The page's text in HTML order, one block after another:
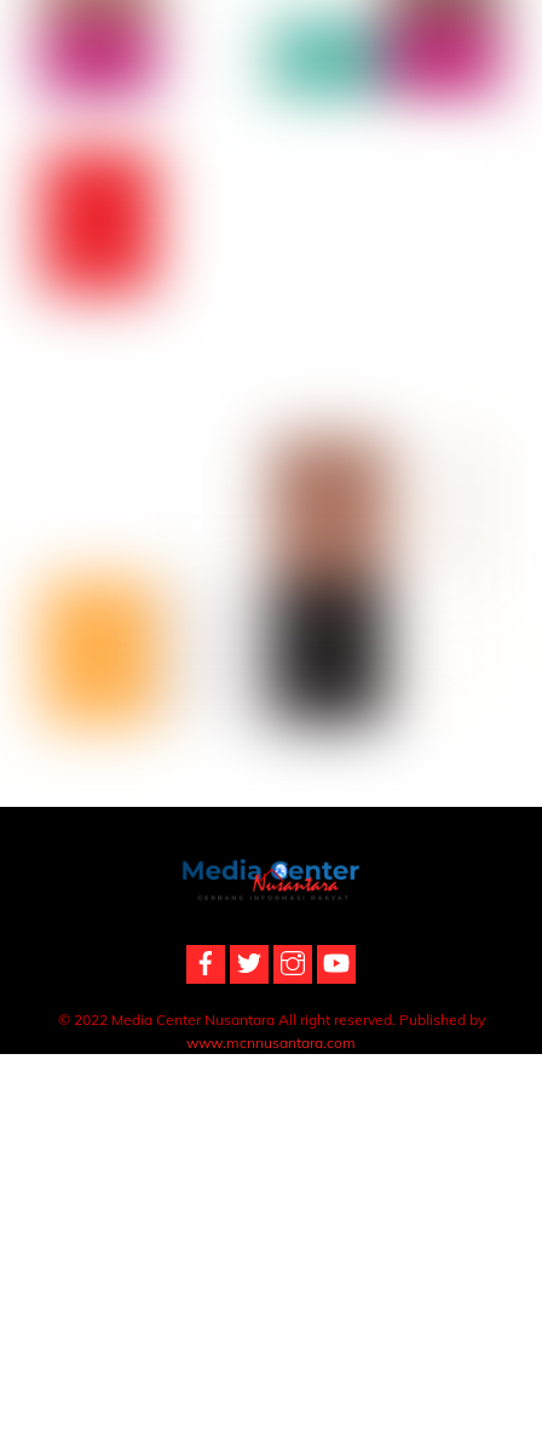
Back
To
© 2022 Media Center Nusantara All right reserved. Published by
www.mcnnusantara.com